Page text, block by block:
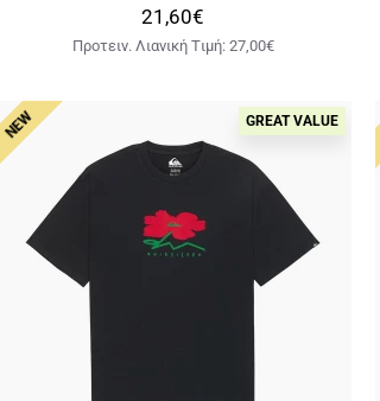
21,60€
Προτειν. Λιανική Tιμή: 27,00€
NEW GREAT VALUE